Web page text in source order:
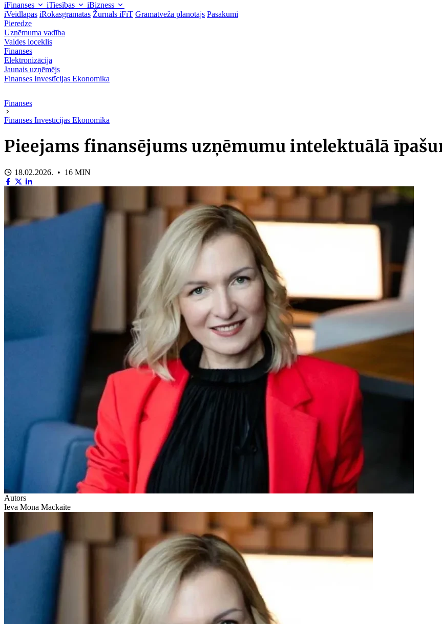
iFinanses iTiesības
iBizness
iVeidlapas iRokasgrāmatas Žurnāls iFiT Grāmatveža plānotājs Pasākumi
Pieredze
Uzņēmuma vadība
Valdes loceklis
Finanses
Elektronizācija
Jaunais uzņēmējs
Finanses Investīcijas Ekonomika
Finanses
Finanses Investīcijas Ekonomika
Pieejams finansējums uzņēmumu intelektuālā
18.02.2026. • 16 MIN
Autors
Ieva Mona Mackaite